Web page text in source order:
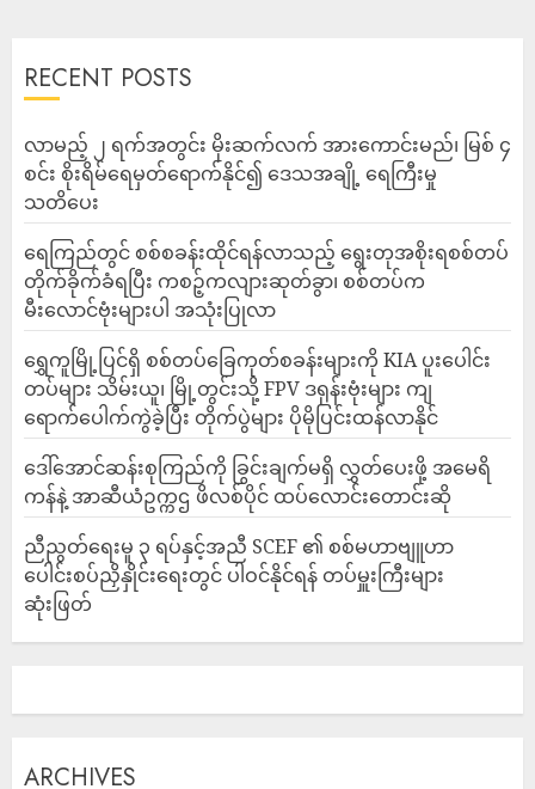
RECENT POSTS
လာမည့် ၂ ရက်အတွင်း မိုးဆက်လက် အားကောင်းမည်၊ မြစ် ၄
စင်း စိုးရိမ်ရေမှတ်ရောက်နိုင်၍ ဒေသအချို့ ရေကြီးမှု
သတိပေး
ရေကြည်တွင် စစ်စခန်းထိုင်ရန်လာသည့် ရွေးတုအစိုးရစစ်တပ်
တိုက်ခိုက်ခံရပြီး ကစဉ့်ကလျားဆုတ်ခွာ၊ စစ်တပ်က
မီးလောင်ဗုံးများပါ အသုံးပြုလာ
‎ရွှေကူမြို့ပြင်ရှိ စစ်တပ်ခြေကုတ်စခန်းများကို KIA ပူးပေါင်း
တပ်များ သိမ်းယူ၊ မြို့တွင်းသို့ FPV ဒရုန်းဗုံးများ ကျ
ရောက်ပေါက်ကွဲခဲ့ပြီး တိုက်ပွဲများ ပိုမိုပြင်းထန်လာနိုင်
ဒေါ်အောင်ဆန်းစုကြည်ကို ခြွင်းချက်မရှိ လွှတ်ပေးဖို့ အမေရိ
ကန်နဲ့ အာဆီယံဥက္ကဌ ဖိလစ်ပိုင် ထပ်လောင်းတောင်းဆို
ညီညွတ်ရေးမူ ၃ ရပ်နှင့်အညီ SCEF ၏ စစ်မဟာဗျူဟာ
ပေါင်းစပ်ညှိနှိုင်းရေးတွင် ပါဝင်နိုင်ရန် တပ်မှူးကြီးများ
ဆုံးဖြတ်
ARCHIVES